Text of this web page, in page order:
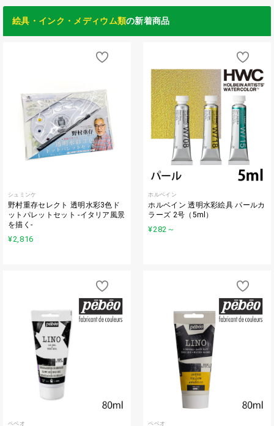
絵具・インク・メディウム類の新着商品
シュミンケ
野村重存セレクト 透明水彩3色ド
ットパレットセット -イタリア風景
を描く-
¥2,816
ホルベイン
ホルベイン 透明水彩絵具 パールカ
ラーズ 2号（5ml）
¥282 ～
ペベオ ペベオ